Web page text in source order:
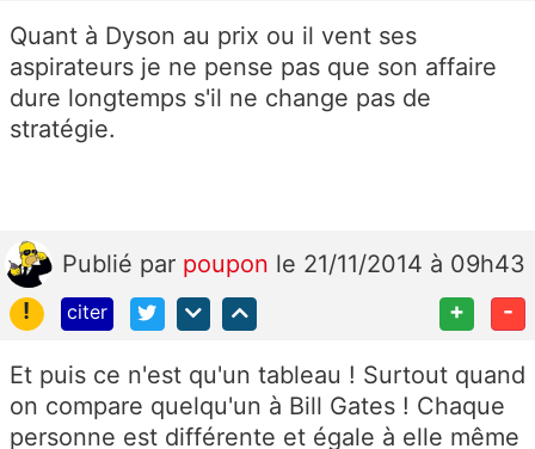
Quant à Dyson au prix ou il vent ses
aspirateurs je ne pense pas que son affaire
dure longtemps s'il ne change pas de
stratégie.
Publié par poupon le 21/11/2014 à 09h43
!
citer + -
Et puis ce n'est qu'un tableau ! Surtout quand
on compare quelqu'un à Bill Gates ! Chaque
personne est différente et égale à elle même